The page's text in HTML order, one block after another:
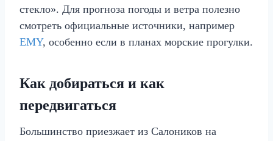
стекло». Для прогноза погоды и ветра полезно
смотреть официальные источники, например
EMY, особенно если в планах морские прогулки.
Как добираться и как
передвигаться
Большинство приезжает из Салоников на